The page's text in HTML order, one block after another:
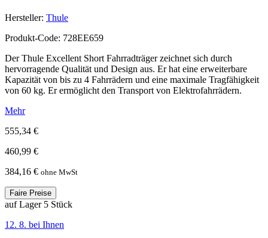
Hersteller: Thule
Produkt-Code: 728EE659
Der Thule Excellent Short Fahrradträger zeichnet sich durch
hervorragende Qualität und Design aus. Er hat eine erweiterbare
Kapazität von bis zu 4 Fahrrädern und eine maximale Tragfähigkeit
von 60 kg. Er ermöglicht den Transport von Elektrofahrrädern.
Mehr
555,34 €
460,99 €
384,16 € ohne MwSt
Faire Preise
auf Lager 5 Stück
12. 8. bei Ihnen